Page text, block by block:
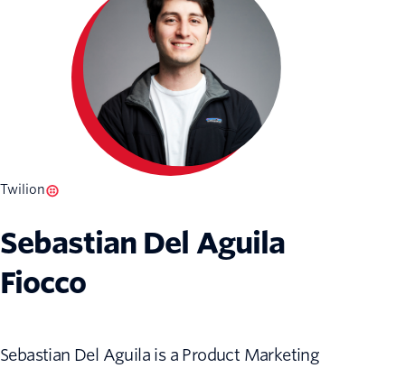
Twilion
Sebastian Del Aguila
Fiocco
Sebastian Del Aguila is a Product Marketing